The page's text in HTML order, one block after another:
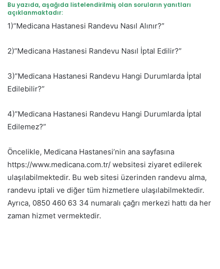
Bu yazıda, aşağıda listelendirilmiş olan soruların yanıtları
açıklanmaktadır:
1)“Medicana Hastanesi Randevu Nasıl Alınır?”
2)“Medicana Hastanesi Randevu Nasıl İptal Edilir?”
3)“Medicana Hastanesi Randevu Hangi Durumlarda İptal
Edilebilir?”
4)“Medicana Hastanesi Randevu Hangi Durumlarda İptal
Edilemez?”
Öncelikle, Medicana Hastanesi’nin ana sayfasına
https://www.medicana.com.tr/ websitesi ziyaret edilerek
ulaşılabilmektedir. Bu web sitesi üzerinden randevu alma,
randevu iptali ve diğer tüm hizmetlere ulaşılabilmektedir.
Ayrıca, 0850 460 63 34 numaralı çağrı merkezi hattı da her
zaman hizmet vermektedir.